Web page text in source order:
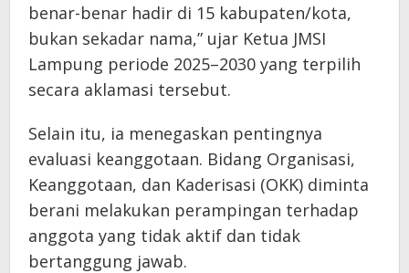
benar-benar hadir di 15 kabupaten/kota,
bukan sekadar nama,” ujar Ketua JMSI
Lampung periode 2025–2030 yang terpilih
secara aklamasi tersebut.
Selain itu, ia menegaskan pentingnya
evaluasi keanggotaan. Bidang Organisasi,
Keanggotaan, dan Kaderisasi (OKK) diminta
berani melakukan perampingan terhadap
anggota yang tidak aktif dan tidak
bertanggung jawab.